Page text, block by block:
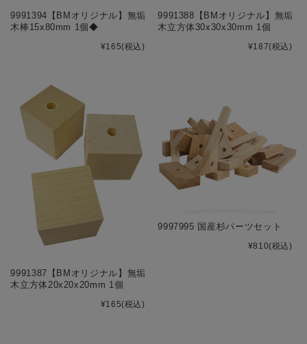
9991394【BMオリジナル】無垢
木棒15x80mm 1個◆
¥165(税込)
9991388【BMオリジナル】無垢
木立方体30x30x30mm 1個
¥187(税込)
9991387【BMオリジナル】無垢
木立方体20x20x20mm 1個
¥165(税込)
9997995 国産杉パーツセット
¥810(税込)